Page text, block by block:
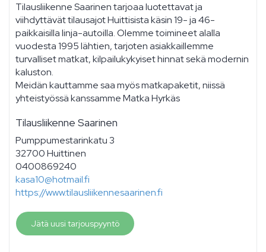
Tilausliikenne Saarinen tarjoaa luotettavat ja
viihdyttävät tilausajot Huittisista käsin 19- ja 46-
paikkaisilla linja-autoilla. Olemme toimineet alalla
vuodesta 1995 lähtien, tarjoten asiakkaillemme
turvalliset matkat, kilpailukykyiset hinnat sekä modernin
kaluston.
Meidän kauttamme saa myös matkapaketit, niissä
yhteistyössä kanssamme Matka Hyrkäs
Tilausliikenne Saarinen
Pumppumestarinkatu 3
32700 Huittinen
0400869240
kasa10@hotmail.fi
https://www.tilausliikennesaarinen.fi
Jätä uusi tarjouspyyntö